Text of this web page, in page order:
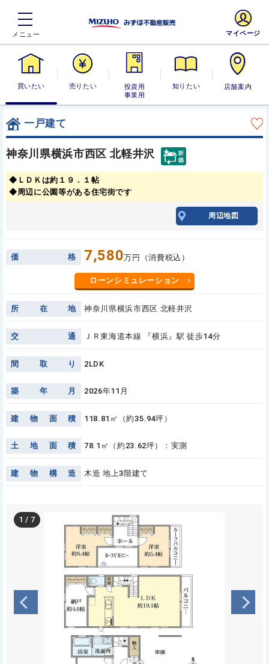
買いたい 売りたい
投資用・事業
用
知りたい 店舗案内
マイページ
一戸建て
神奈川県横浜市西区 北軽井沢
◆ＬＤＫは約１９．１帖
◆周辺に公園等がある住宅街です
周辺地図
価 格 7,580万円（消費税込）
ローンシミュレーション
所 在 地 神奈川県横浜市西区 北軽井沢
交 通 ＪＲ東海道本線 『横浜』駅 徒歩14分
間 取 り 2LDK
築 年 月 2026年11月
建 物 面 積 118.81㎡（約35.94坪）
土 地 面 積 78.1㎡（約23.62坪）：実測
建 物 構 造 木造 地上3階建て
1 / 7